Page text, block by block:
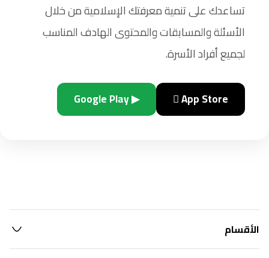
تساعدك على تنمية معرفتك الإسلامية من خلال
الأسئلة والمسابقات والمحتوى الهادف المناسب
لجميع أفراد الأسرة.
 App Store
▶ Google Play
الأقسام